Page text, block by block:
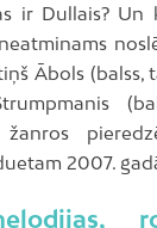
ir Dullais? Un
Ābols (balss,
žanros
2007.